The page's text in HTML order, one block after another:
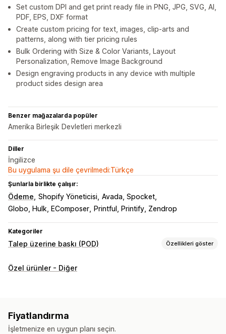
Set custom DPI and get print ready file in PNG, JPG, SVG, AI,
PDF, EPS, DXF format
Create custom pricing for text, images, clip-arts and
patterns, along with tier pricing rules
Bulk Ordering with Size & Color Variants, Layout
Personalization, Remove Image Background
Design engraving products in any device with multiple
product sides design area
Benzer mağazalarda popüler
Amerika Birleşik Devletleri merkezli
Diller
İngilizce
Bu uygulama şu dile çevrilmedi:Türkçe
Şunlarla birlikte çalışır:
Ödeme Shopify Yöneticisi Avada, Spocket
Globo, Hulk, EComposer
Printful, Printify, Zendrop
Kategoriler
Talep üzerine baskı (POD) Özellikleri göster
Ürün özelleştirme
Ürünler
Tüm yüzey baskı
Çantalar Battaniyeler
Özel ürünler - Diğer
Fiyatlandırma
İşletmenize en uygun planı seçin.